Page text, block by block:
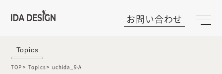
お問い合わせ
Topics
TOP Topics uchida_9-A